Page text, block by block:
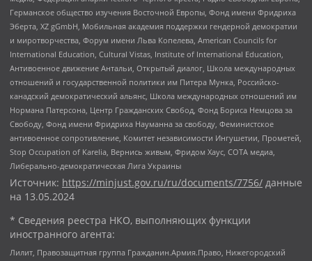
Германское общество изучения Восточной Европы, Фонд имени Фридриха
Эберта, XZ gGmbH, Мобильная академия поддержки гендерной демократии
и миротворчества, Форум имени Льва Копелева, American Councils for
International Education, Cultural Vistas, Institute of International Education,
Антивоенное движение Антальи, Открытый диалог, Школа международных
отношений и государственной политики им Питера Мунка, Российско-
канадский демократический альянс, Школа международных отношений им
Нормана Патерсона, Центр Гражданских Свобод, Фонд Бориса Немцова за
Свободу, Фонд имени Фридриха Науманна за свободу, Феминистское
антивоенное сопротивление, Комитет независимости Ингушетии, Прометей,
Stop Occupation of Karelia, Вернись живым, Фридом Хаус, СОТА медиа,
Либерально-демократическая Лига Украины
Источник: https://minjust.gov.ru/ru/documents/7756/ данные
на 13.05.2024
* Сведения реестра НКО, выполняющих функции
иностранного агента:
Лилит, Правозащитная группа Гражданин.Армия.Право, Нижегородский